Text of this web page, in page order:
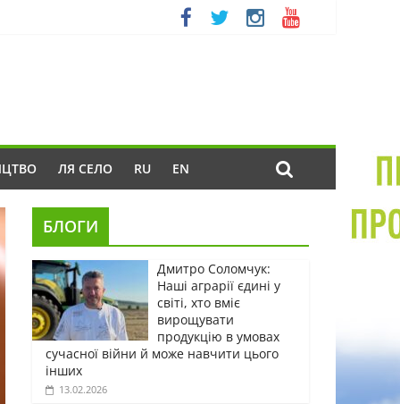
ЛЯ СЕЛО RU EN
БЛОГИ
Дмитро Соломчук:
Наші аграрії єдині у
світі, хто вміє
вирощувати
продукцію в умовах
сучасної війни й може навчити цього
інших
13.02.2026